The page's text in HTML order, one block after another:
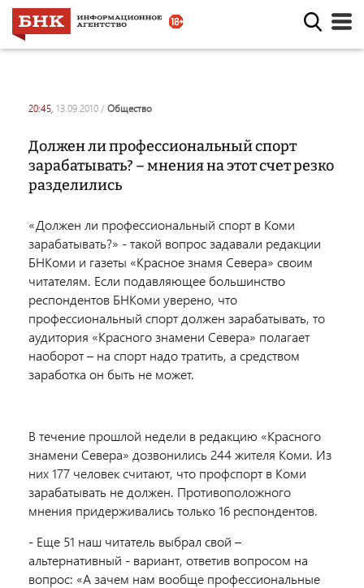
20:45, 13.09.2010 / общество
Должен ли профессиональный спорт
зарабатывать? – мнения на этот счет резко
разделились
«Должен ли профессиональный спорт в Коми
зарабатывать?» - такой вопрос задавали редакции
БНКоми и газеты «Красное знамя Севера» своим
читателям. Если подавляющее большинство
респондентов БНКоми уверено, что
профессиональный спорт должен зарабатывать, то
аудитория «Красного знамени Севера» полагает
наоборот – на спорт надо тратить, а средством
заработка он быть не может.
В течение прошлой недели в редакцию «Красного
знамени Севера» дозвонились 244 жителя Коми. Из
них 177 человек считают, что профспорт в Коми
зарабатывать не должен. Противоположного
мнения придерживались только 16 респондентов.
- Еще 51 наш читатель выбрал свой –
альтернативный - вариант, ответив вопросом на
вопрос: «А зачем нам вообще профессиональные